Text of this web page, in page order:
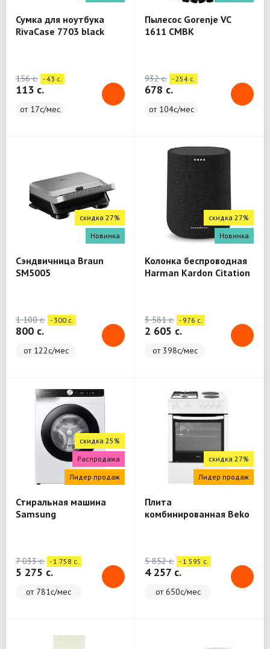
Сумка для ноутбука
RivaCase 7703 black
156 c. - 43 c.
113 c.
от 17с/мес
Пылесос Gorenje VC
1611 CMBK
932 c. - 254 c.
678 c.
от 104с/мес
скидка 27%
Новинка
Сэндвичница Braun
SM5005
1 100 c. - 300 c.
800 c.
от 122с/мес
скидка 27%
Новинка
Колонка беспроводная
Harman Kardon Citation
3 581 c. - 976 c.
2 605 c.
от 398с/мес
скидка 25%
Распродажа
Лидер продаж
Стиральная машина
Samsung
7 033 c. - 1 758 c.
5 275 c.
от 781с/мес
скидка 27%
Лидер продаж
Плита
комбинированная Beko
5 852 c. - 1 595 c.
4 257 c.
от 650с/мес